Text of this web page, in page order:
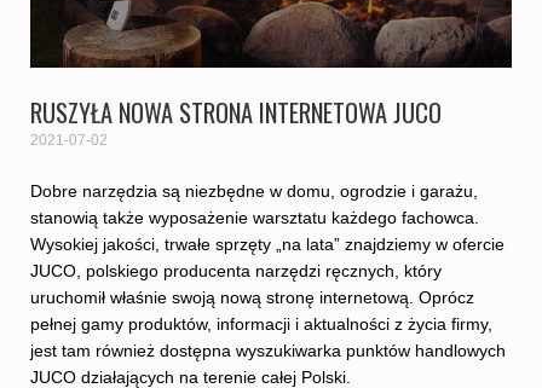
RUSZYŁA NOWA STRONA INTERNETOWA JUCO
2021-07-02
Dobre narzędzia są niezbędne w domu, ogrodzie i garażu,
stanowią także wyposażenie warsztatu każdego fachowca.
Wysokiej jakości, trwałe sprzęty „na lata” znajdziemy w ofercie
JUCO, polskiego producenta narzędzi ręcznych, który
uruchomił właśnie swoją nową stronę internetową. Oprócz
pełnej gamy produktów, informacji i aktualności z życia firmy,
jest tam również dostępna wyszukiwarka punktów handlowych
JUCO działających na terenie całej Polski.